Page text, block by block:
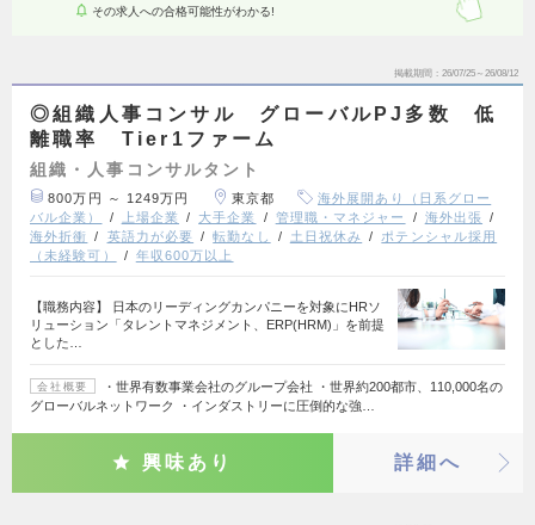
その求人への合格可能性がわかる!
掲載期間 26/07/25～26/08/12
◎組織人事コンサル グローバルPJ多数 低
離職率 Tier1ファーム
組織・人事コンサルタント
800万円 ～ 1249万円 東京都
海外展開あり（日系グロー
バル企業）
上場企業 大手企業 管理職・マネジャー
海外出張
海外折衝
英語力が必要 転勤なし 土日祝休み
ポテンシャル採用
（未経験可）
年収600万以上
【職務内容】 日本のリーディングカンパニーを対象にHRソ
リューション「タレントマネジメント、ERP(HRM)」を前提
とした…
会社概要
・世界有数事業会社のグループ会社 ・世界約200都市、110,000名の
グローバルネットワーク ・インダストリーに圧倒的な強…
興味あり 詳細へ